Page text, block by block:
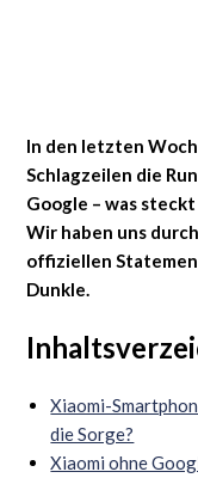
In den letzten
Schlagzeilen die
Google – was
Wir haben uns
offiziellen
Dunkle.
Xiaomi-
die Sorge?
Xiaomi ohne